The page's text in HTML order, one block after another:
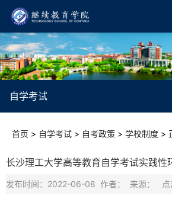
自学考试
首页 > 自学考试 > 自考政策 > 学校制度 >
长沙理工大学高等教育自学考试实践性
发布时间：2022-06-08 作者： 来源： 点